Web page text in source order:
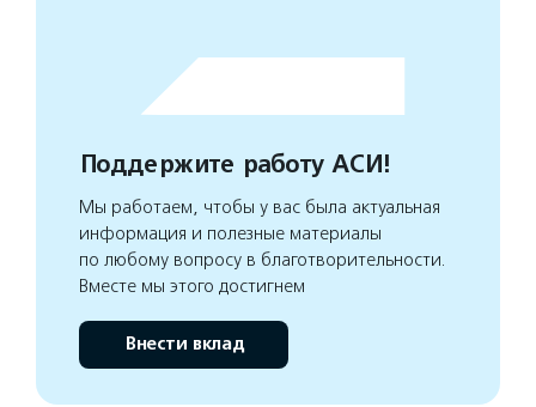
Поддержите работу АСИ!
Мы работаем, чтобы у вас была актуальная
информация и полезные материалы
по любому вопросу в благотворительности.
Вместе мы этого достигнем
Внести вклад